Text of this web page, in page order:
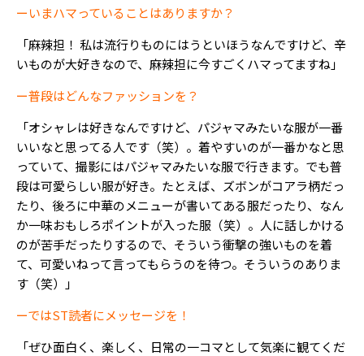
ーいまハマっていることはありますか？
「麻辣担！ 私は流行りものにはうといほうなんですけど、辛
いものが大好きなので、麻辣担に今すごくハマってますね」
ー普段はどんなファッションを？
「オシャレは好きなんですけど、パジャマみたいな服が一番
いいなと思ってる人です（笑）。着やすいのが一番かなと思
っていて、撮影にはパジャマみたいな服で行きます。でも普
段は可愛らしい服が好き。たとえば、ズボンがコアラ柄だっ
たり、後ろに中華のメニューが書いてある服だったり、なん
か一味おもしろポイントが入った服（笑）。人に話しかける
のが苦手だったりするので、そういう衝撃の強いものを着
て、可愛いねって言ってもらうのを待つ。そういうのありま
す（笑）」
ーではST読者にメッセージを！
「ぜひ面白く、楽しく、日常の一コマとして気楽に観てくだ